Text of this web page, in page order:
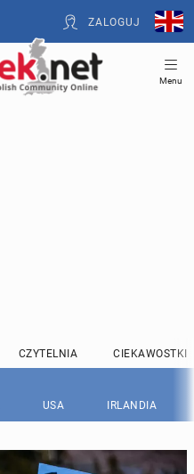
ZALOGUJ
Menu
CZYTELNIA CIEKAWOSTKI
USA IRLANDIA